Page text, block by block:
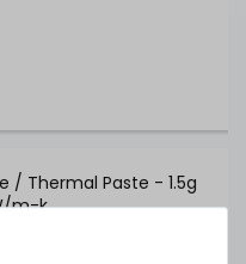
/ Thermal Paste - 1.5g
m-k